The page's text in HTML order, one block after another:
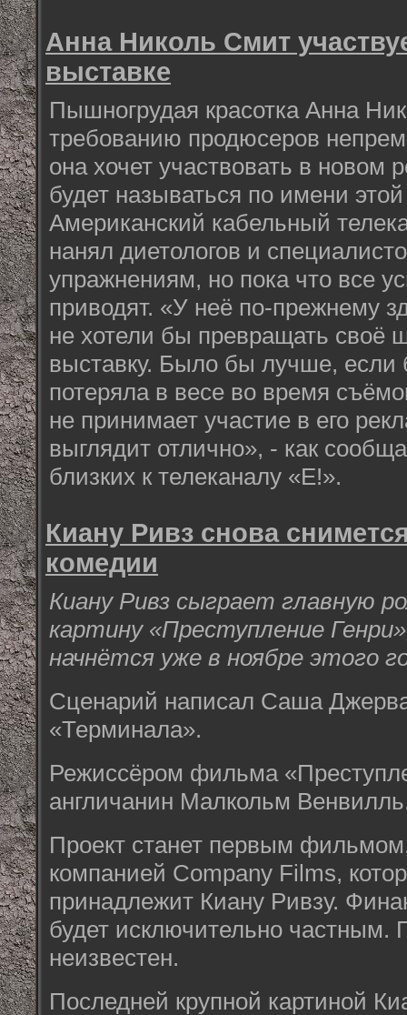
Анна Николь Смит
выставке
Пышногрудая красотка Анна
требованию продюсеров
она хочет участвовать в новом
будет называться по имени
Американский кабельный
нанял диетологов и
упражнениям, но пока что все
приводят. «У неё по-прежнему
не хотели бы превращать своё
выставку. Было бы лучше, если
потеряла в весе во время
не принимает участие в его
выглядит отлично», - как
близких к телеканалу «Е!».
Киану Ривз снова
комедии
Киану Ривз сыграет главную
картину «Преступление
начнётся уже в ноябре этого
Сценарий написал Саша
«Терминала».
Режиссёром фильма
англичанин Малкольм
Проект станет первым
компанией Company Films,
принадлежит Киану Ривзу.
будет исключительно частным.
неизвестен.
Последней крупной картиной